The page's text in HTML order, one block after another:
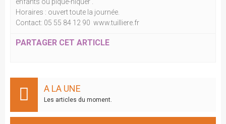
Horaires : ouvert toute la journée.
Contact: 05 55 84 12 90 www.tuilliere.fr
PARTAGER CET ARTICLE
A LA UNE
Les articles du moment.